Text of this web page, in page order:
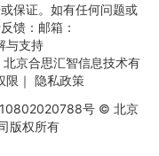
保证。如有任何问题或
馈：邮箱：
与支持
京合思汇智信息技术有
限 ｜ 隐私政策
号 © 北京
版权所有